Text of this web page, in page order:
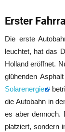
Erster
Die erste
leuchtet, hat das
Holland eröffnet.
glühenden
Solarenergie
die Autobahn in
es aber dennoch.
platziert, sondern